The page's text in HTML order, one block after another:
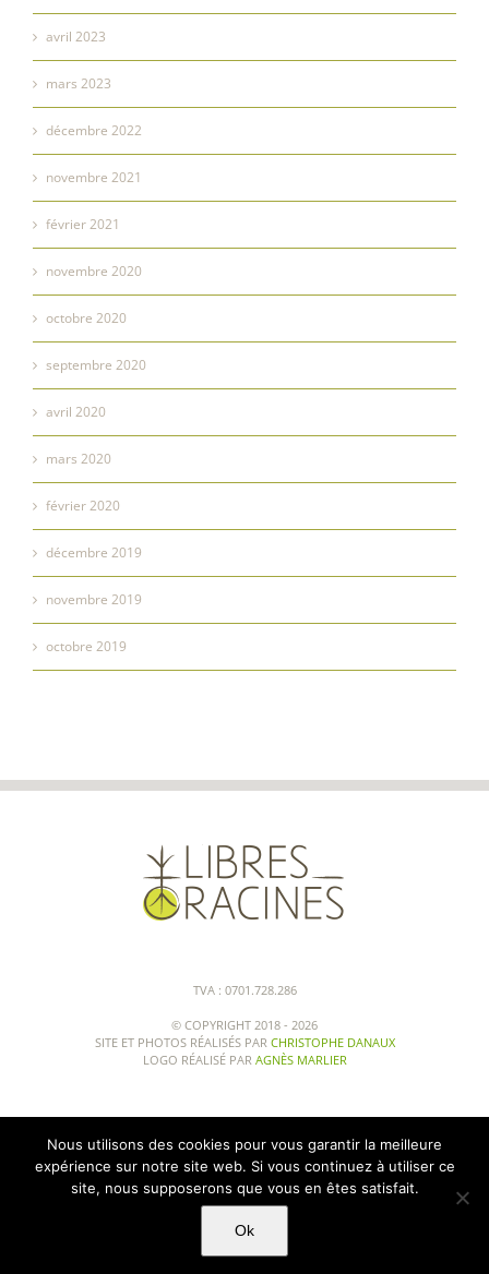
avril 2023
mars 2023
décembre 2022
novembre 2021
février 2021
novembre 2020
octobre 2020
septembre 2020
avril 2020
mars 2020
février 2020
décembre 2019
novembre 2019
octobre 2019
TVA : 0701.728.286
© COPYRIGHT 2018 - 2026
SITE ET PHOTOS RÉALISÉS PAR CHRISTOPHE DANAUX
LOGO RÉALISÉ PAR AGNÈS MARLIER
Nous utilisons des cookies pour vous garantir la meilleure
expérience sur notre site web. Si vous continuez à utiliser ce
site, nous supposerons que vous en êtes satisfait.
Ok